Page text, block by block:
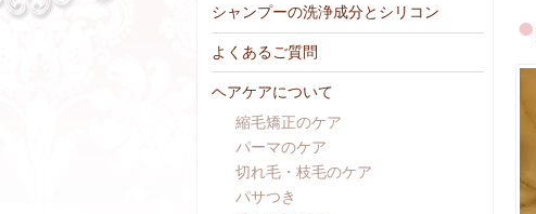
シャンプーの洗浄成分とシリコン
よくあるご質問
ヘアケアについて
縮毛矯正のケア
パーマのケア
切れ毛・枝毛のケア
パサつき